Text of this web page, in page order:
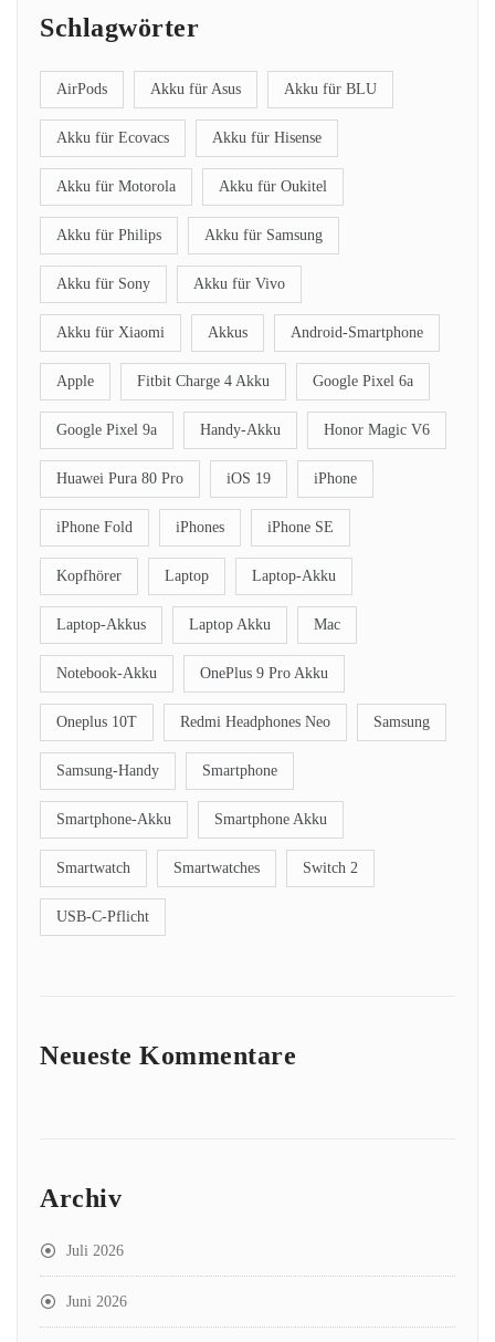
Schlagwörter
AirPods Akku für Asus Akku für BLU
Akku für Ecovacs Akku für Hisense
Akku für Motorola Akku für Oukitel
Akku für Philips Akku für Samsung
Akku für Sony Akku für Vivo
Akku für Xiaomi Akkus Android-Smartphone
Apple Fitbit Charge 4 Akku Google Pixel 6a
Google Pixel 9a Handy-Akku Honor Magic V6
Huawei Pura 80 Pro iOS 19 iPhone
iPhone Fold iPhones iPhone SE
Kopfhörer Laptop Laptop-Akku
Laptop-Akkus Laptop Akku Mac
Notebook-Akku OnePlus 9 Pro Akku
Oneplus 10T Redmi Headphones Neo Samsung
Samsung-Handy Smartphone
Smartphone-Akku Smartphone Akku
Smartwatch Smartwatches Switch 2
USB-C-Pflicht
Neueste Kommentare
Archiv
Juli 2026
Juni 2026